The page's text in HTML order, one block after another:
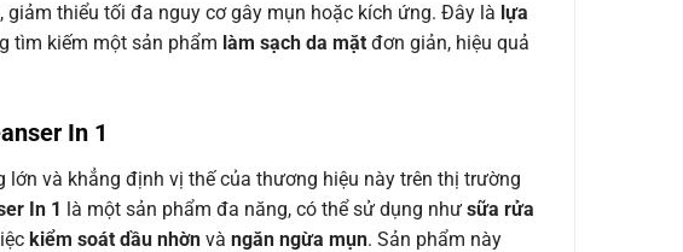
thiểu tối đa nguy cơ gây mụn hoặc kích ứng. Đây là lựa
tìm kiếm một sản phẩm làm sạch da mặt đơn giản, hiệu quả
In 1
và khẳng định vị thế của thương hiệu này trên thị trường
In 1 là một sản phẩm đa năng, có thể sử dụng như sữa rửa
kiểm soát dầu nhờn và ngăn ngừa mụn. Sản phẩm này